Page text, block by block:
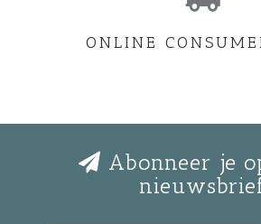
ONLINE
Abonneer je